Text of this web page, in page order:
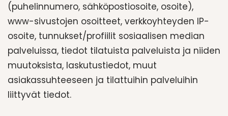
(puhelinnumero, sähköpostiosoite, osoite),
www-sivustojen osoitteet, verkkoyhteyden IP-
osoite, tunnukset/profiilit sosiaalisen median
palveluissa, tiedot tilatuista palveluista ja niiden
muutoksista, laskutustiedot, muut
asiakassuhteeseen ja tilattuihin palveluihin
liittyvät tiedot.